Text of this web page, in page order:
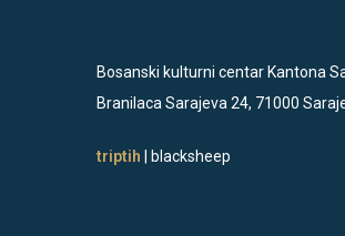
Bosanski kulturni centar Kantona
Branilaca Sarajeva 24, 71000
triptih | blacksheep